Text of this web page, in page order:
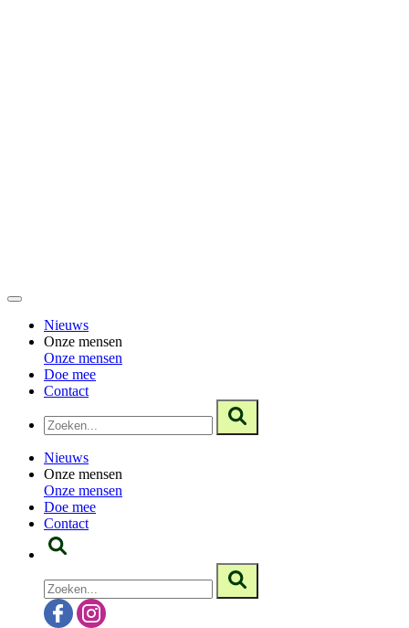
Nieuws
Onze mensen
Onze mensen
Doe mee
Contact
Nieuws
Onze mensen
Onze mensen
Doe mee
Contact